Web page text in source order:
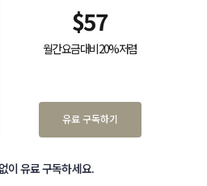
$57
월간 요금 대비 20% 저렴
유료 구독하기
이 유료 구독하세요.